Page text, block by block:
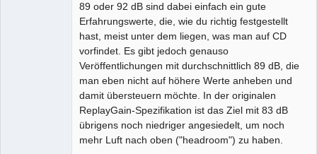
89 oder 92 dB sind dabei einfach ein gute
Erfahrungswerte, die, wie du richtig festgestellt
hast, meist unter dem liegen, was man auf CD
vorfindet. Es gibt jedoch genauso
Veröffentlichungen mit durchschnittlich 89 dB, die
man eben nicht auf höhere Werte anheben und
damit übersteuern möchte. In der originalen
ReplayGain-Spezifikation ist das Ziel mit 83 dB
übrigens noch niedriger angesiedelt, um noch
mehr Luft nach oben ("headroom") zu haben.